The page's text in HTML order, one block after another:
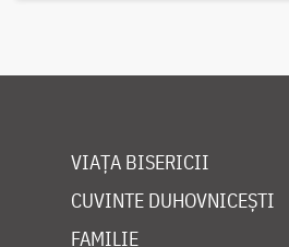
VIAȚA BISERICII
CUVINTE DUHOVNICEȘTI
FAMILIE